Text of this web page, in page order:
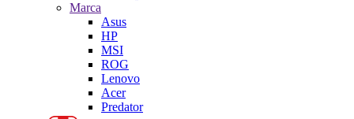
Marca
Asus
HP
MSI
ROG
Lenovo
Acer
Predator